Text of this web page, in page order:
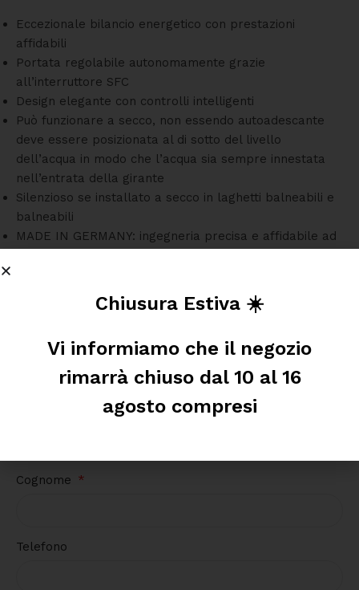
Eccezionale bilancio energetico con prestazioni
affidabili
Portata regolabile autonomamente grazie
all’interruttore SFC
Design elegante con controlli intelligenti
Può funzionare a secco, non essendo autoadescante
deve essere posizionata al di sotto del livello
dell’acqua in modo che l’acqua sia sempre innestata
nell’entrata della girante
Silenzioso se installato a secco in laghetti balneabili e
balneabili
MADE IN GERMANY: ingegneria precisa e affidabile ad
Richiedi informazioni
Cognome
Telefono
Chiusura Estiva ☀️
Vi informiamo che il negozio
rimarrà chiuso dal 10 al 16
agosto compresi